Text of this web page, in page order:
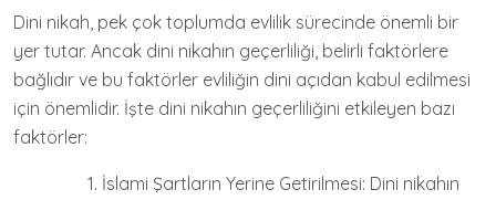
Dini nikah, pek çok toplumda evlilik sürecinde önemli bir
yer tutar. Ancak dini nikahın geçerliliği, belirli faktörlere
bağlıdır ve bu faktörler evliliğin dini açıdan kabul edilmesi
için önemlidir. İşte dini nikahın geçerliliğini etkileyen bazı
faktörler:
İslami Şartların Yerine Getirilmesi: Dini nikahın